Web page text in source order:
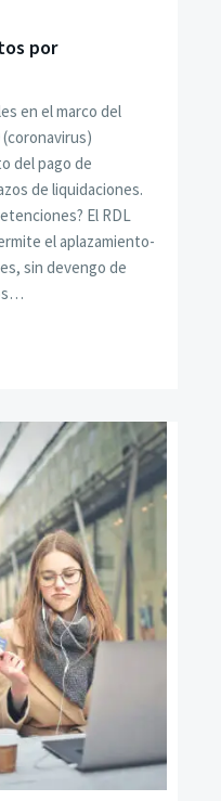
por
en el marco del
(coronavirus)
del pago de
de liquidaciones.
El RDL
el aplazamiento-
sin devengo de